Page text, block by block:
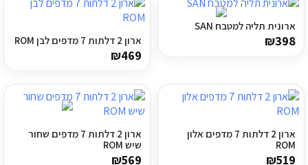
ארונית תליה למטבח SAN
₪398 ארון 2 דלתות 7 מדפים לבן ROM
₪469
ארון 2 דלתות 7 מדפים אלון
ROM
₪519
ארון 2 דלתות 7 מדפים שחור
שיש ROM
₪569